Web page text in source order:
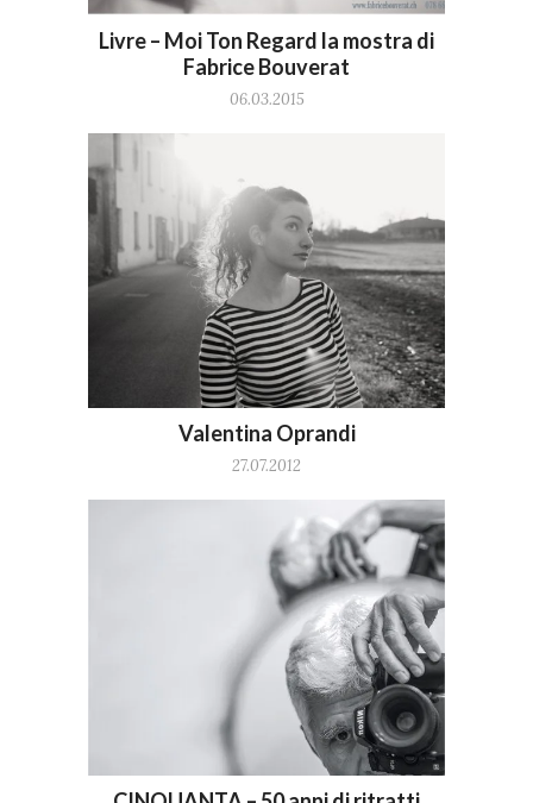
Livre – Moi Ton Regard la mostra di
Fabrice Bouverat
06.03.2015
Valentina Oprandi
27.07.2012